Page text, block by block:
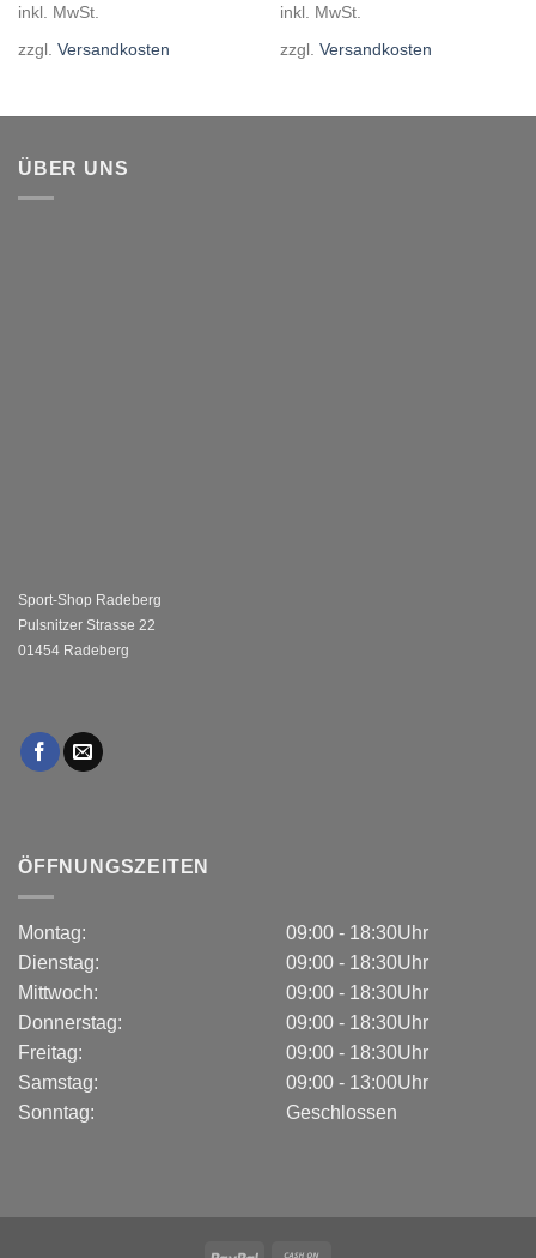
inkl. MwSt.
zzgl. Versandkosten
inkl. MwSt.
zzgl. Versandkosten
ÜBER UNS
Sport-Shop Radeberg
Pulsnitzer Strasse 22
01454 Radeberg
ÖFFNUNGSZEITEN
Montag:
Dienstag:
Mittwoch:
Donnerstag:
Freitag:
Samstag:
Sonntag:
09:00 - 18:30Uhr
09:00 - 18:30Uhr
09:00 - 18:30Uhr
09:00 - 18:30Uhr
09:00 - 18:30Uhr
09:00 - 13:00Uhr
Geschlossen